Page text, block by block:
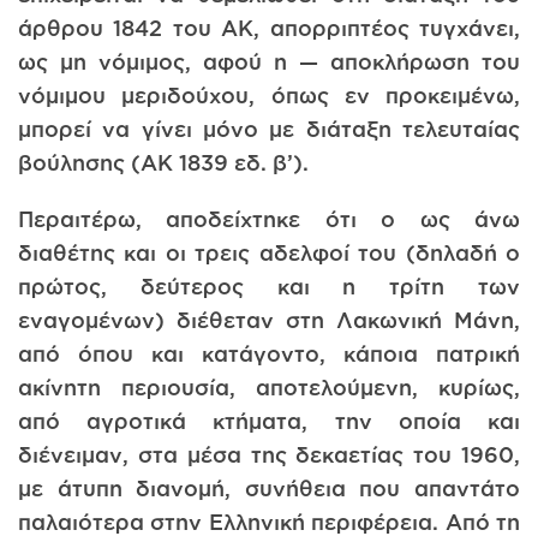
άρθρου 1842 του ΑΚ, απορριπτέος τυγχάνει,
ως μη νόμιμος, αφού η — αποκλήρωση του
νόμιμου μεριδούχου, όπως εν προκειμένω,
μπορεί να γίνει μόνο με διάταξη τελευταίας
βούλησης (ΑΚ 1839 εδ. β’).
Περαιτέρω, αποδείχτηκε ότι ο ως άνω
διαθέτης και οι τρεις αδελφοί του (δηλαδή ο
πρώτος, δεύτερος και η τρίτη των
εναγομένων) διέθεταν στη Λακωνική Μάνη,
από όπου και κατάγοντο, κάποια πατρική
ακίνητη περιουσία, αποτελούμενη, κυρίως,
από αγροτικά κτήματα, την οποία και
διένειμαν, στα μέσα της δεκαετίας του 1960,
με άτυπη διανομή, συνήθεια που απαντάτο
παλαιότερα στην Ελληνική περιφέρεια. Από τη